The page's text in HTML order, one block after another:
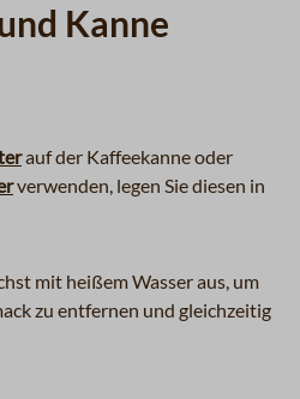
Kanne
auf der Kaffeekanne oder
verwenden, legen Sie diesen in
mit heißem Wasser aus, um
zu entfernen und gleichzeitig